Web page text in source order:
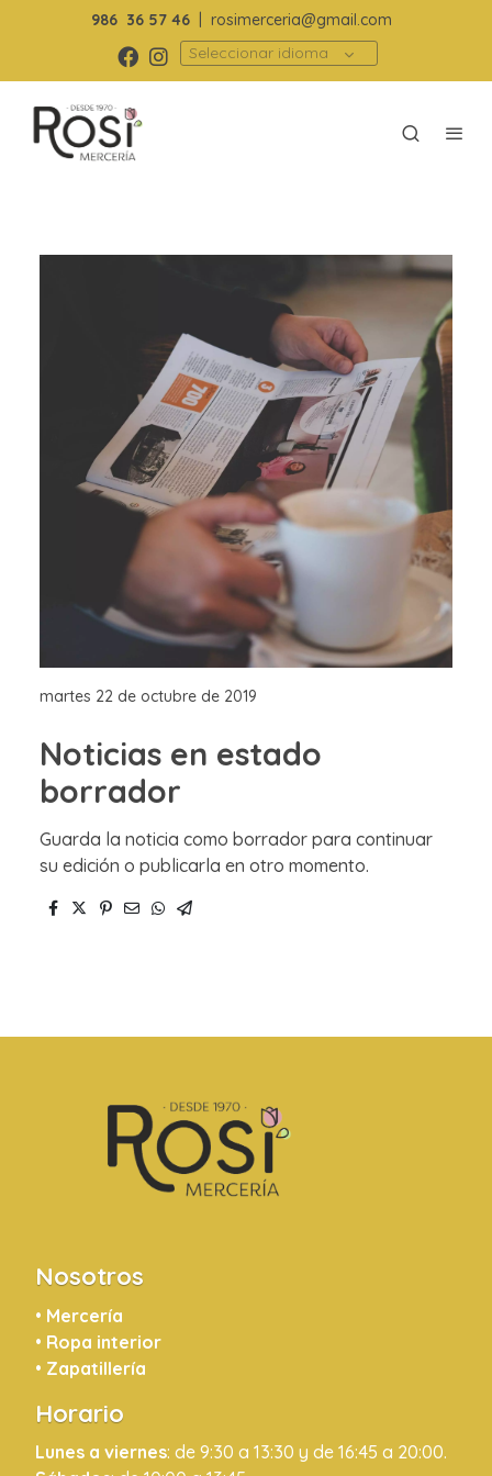
986 36 57 46
rosimerceria@gmail.com
Seleccionar idioma
martes 22 de octubre de 2019
Noticias en estado
borrador
Guarda la noticia como borrador para continuar
su edición o publicarla en otro momento.
Nosotros
• Mercería
• Ropa interior
• Zapatillería
Horario
Lunes a viernes: de 9:30 a 13:30 y de 16:45 a 20:00.